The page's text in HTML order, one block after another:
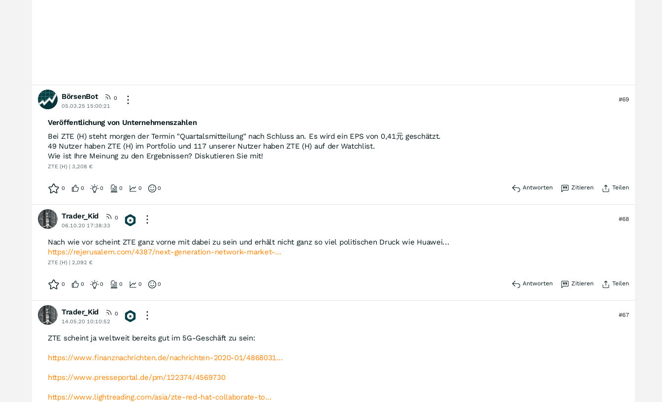
BörsenBot
0
05.03.25 15:00:21
#69
Veröffentlichung von Unternehmenszahlen
Bei ZTE (H) steht morgen der Termin "Quartalsmitteilung" nach Schluss an. Es wird ein EPS von 0,41元 geschätzt.
49 Nutzer haben ZTE (H) im Portfolio und 117 unserer Nutzer haben ZTE (H) auf der Watchlist.
Wie ist Ihre Meinung zu den Ergebnissen? Diskutieren Sie mit!
ZTE (H) | 3,208 €
0 0 0 0 0 0 Antworten Zitieren Teilen
Trader_Kid
0
06.10.20 17:38:33
#68
Nach wie vor scheint ZTE ganz vorne mit dabei zu sein und erhält nicht ganz so viel politischen Druck wie Huawei...
https://rejerusalem.com/4387/next-generation-network-market-…
ZTE (H) | 2,092 €
0 0 0 0 0 0 Antworten Zitieren Teilen
Trader_Kid
0
14.05.20 10:10:52
#67
ZTE scheint ja weltweit bereits gut im 5G-Geschäft zu sein:
https://www.finanznachrichten.de/nachrichten-2020-01/4868031…
https://www.presseportal.de/pm/122374/4569730
https://www.lightreading.com/asia/zte-red-hat-collaborate-to…